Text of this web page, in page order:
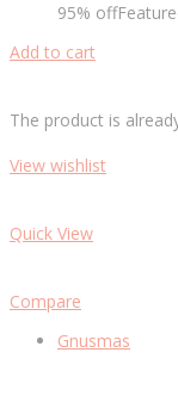
95%
Add to cart
The product is
View wishlist
Quick View
Compare
Gnusmas